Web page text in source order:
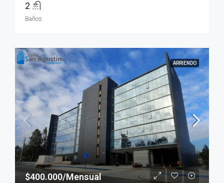
2
Baños
ARRIENDO
$400.000/Mensual